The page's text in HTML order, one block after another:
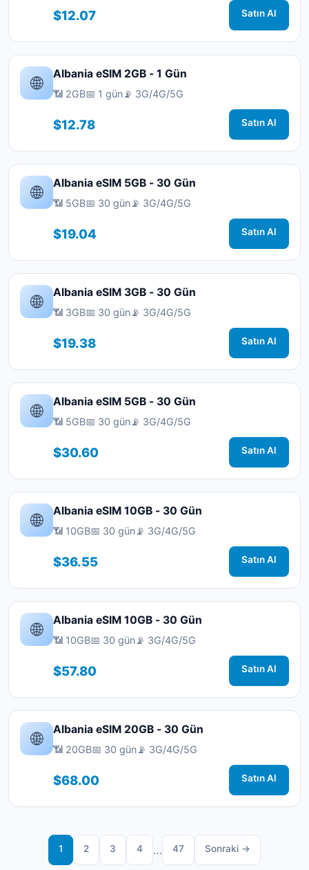
$12.07 Satın Al
🌐 Albania eSIM 2GB - 1 Gün
📶 2GB📅 1 gün📡 3G/4G/5G
$12.78 Satın Al
🌐 Albania eSIM 5GB - 30 Gün
📶 5GB📅 30 gün📡 3G/4G/5G
$19.04 Satın Al
🌐 Albania eSIM 3GB - 30 Gün
📶 3GB📅 30 gün📡 3G/4G/5G
$19.38 Satın Al
🌐 Albania eSIM 5GB - 30 Gün
📶 5GB📅 30 gün📡 3G/4G/5G
$30.60 Satın Al
🌐 Albania eSIM 10GB - 30 Gün
📶 10GB📅 30 gün📡 3G/4G/5G
$36.55 Satın Al
🌐 Albania eSIM 10GB - 30 Gün
📶 10GB📅 30 gün📡 3G/4G/5G
$57.80 Satın Al
🌐 Albania eSIM 20GB - 30 Gün
📶 20GB📅 30 gün📡 3G/4G/5G
$68.00 Satın Al
1 2 3 4 … 47 Sonraki →